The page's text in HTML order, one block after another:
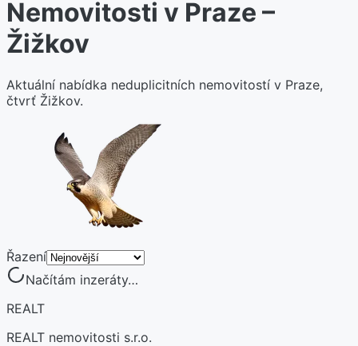
Nemovitosti v Praze –
Žižkov
Aktuální nabídka neduplicitních nemovitostí v Praze,
čtvrť Žižkov.
Řazení
Načítám inzeráty…
REALT
REALT nemovitosti s.r.o.